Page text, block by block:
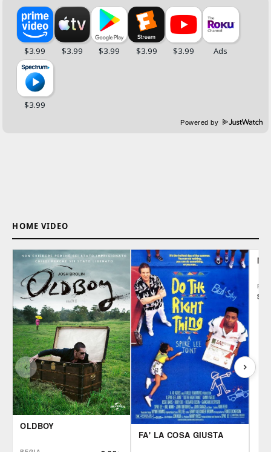
Powered by
HOME VIDEO
OLDBOY
FA' LA COSA GIUSTA